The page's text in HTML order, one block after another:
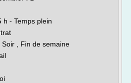
h - Temps plein
, Fin de semaine